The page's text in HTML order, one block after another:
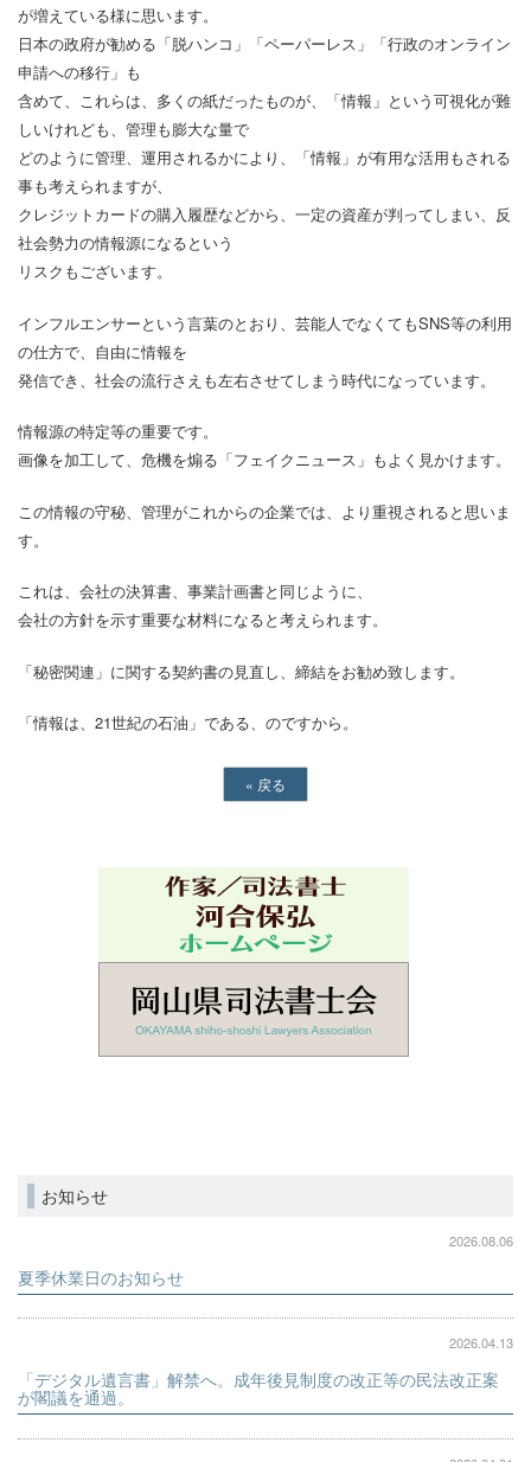
が増えている様に思います。
日本の政府が勧める「脱ハンコ」「ペーパーレス」「行政のオンライン
申請への移行」も
含めて、これらは、多くの紙だったものが、「情報」という可視化が難
しいけれども、管理も膨大な量で
どのように管理、運用されるかにより、「情報」が有用な活用もされる
事も考えられますが、
クレジットカードの購入履歴などから、一定の資産が判ってしまい、反
社会勢力の情報源になるという
リスクもございます。
インフルエンサーという言葉のとおり、芸能人でなくてもSNS等の利用
の仕方で、自由に情報を
発信でき、社会の流行さえも左右させてしまう時代になっています。
情報源の特定等の重要です。
画像を加工して、危機を煽る「フェイクニュース」もよく見かけます。
この情報の守秘、管理がこれからの企業では、より重視されると思いま
す。
これは、会社の決算書、事業計画書と同じように、
会社の方針を示す重要な材料になると考えられます。
「秘密関連」に関する契約書の見直し、締結をお勧め致します。
「情報は、21世紀の石油」である、のですから。
« 戻る
お知らせ
2026.08.06
夏季休業日のお知らせ
2026.04.13
「デジタル遺言書」解禁へ。成年後見制度の改正等の民法改正案
が閣議を通過。